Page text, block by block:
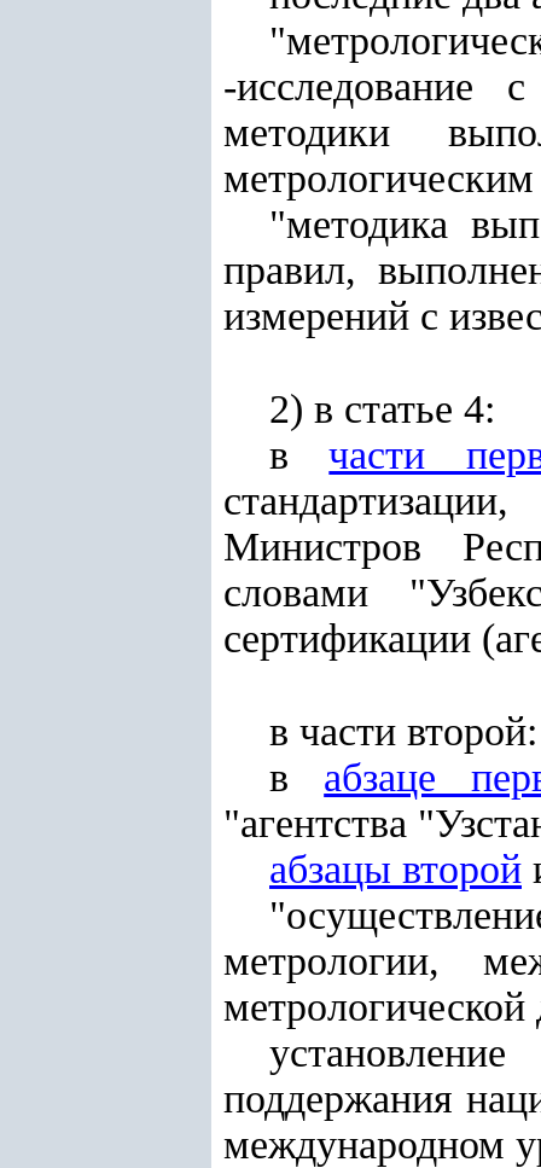
-исследование
методики
"методика
правил,
измерений с
2) в статье 4:
вчасти
Министров
словами
сертификации
в части второй:
в абзаце
"агентства
абзацы второй
метрологии,
метрологической
поддержания
международном